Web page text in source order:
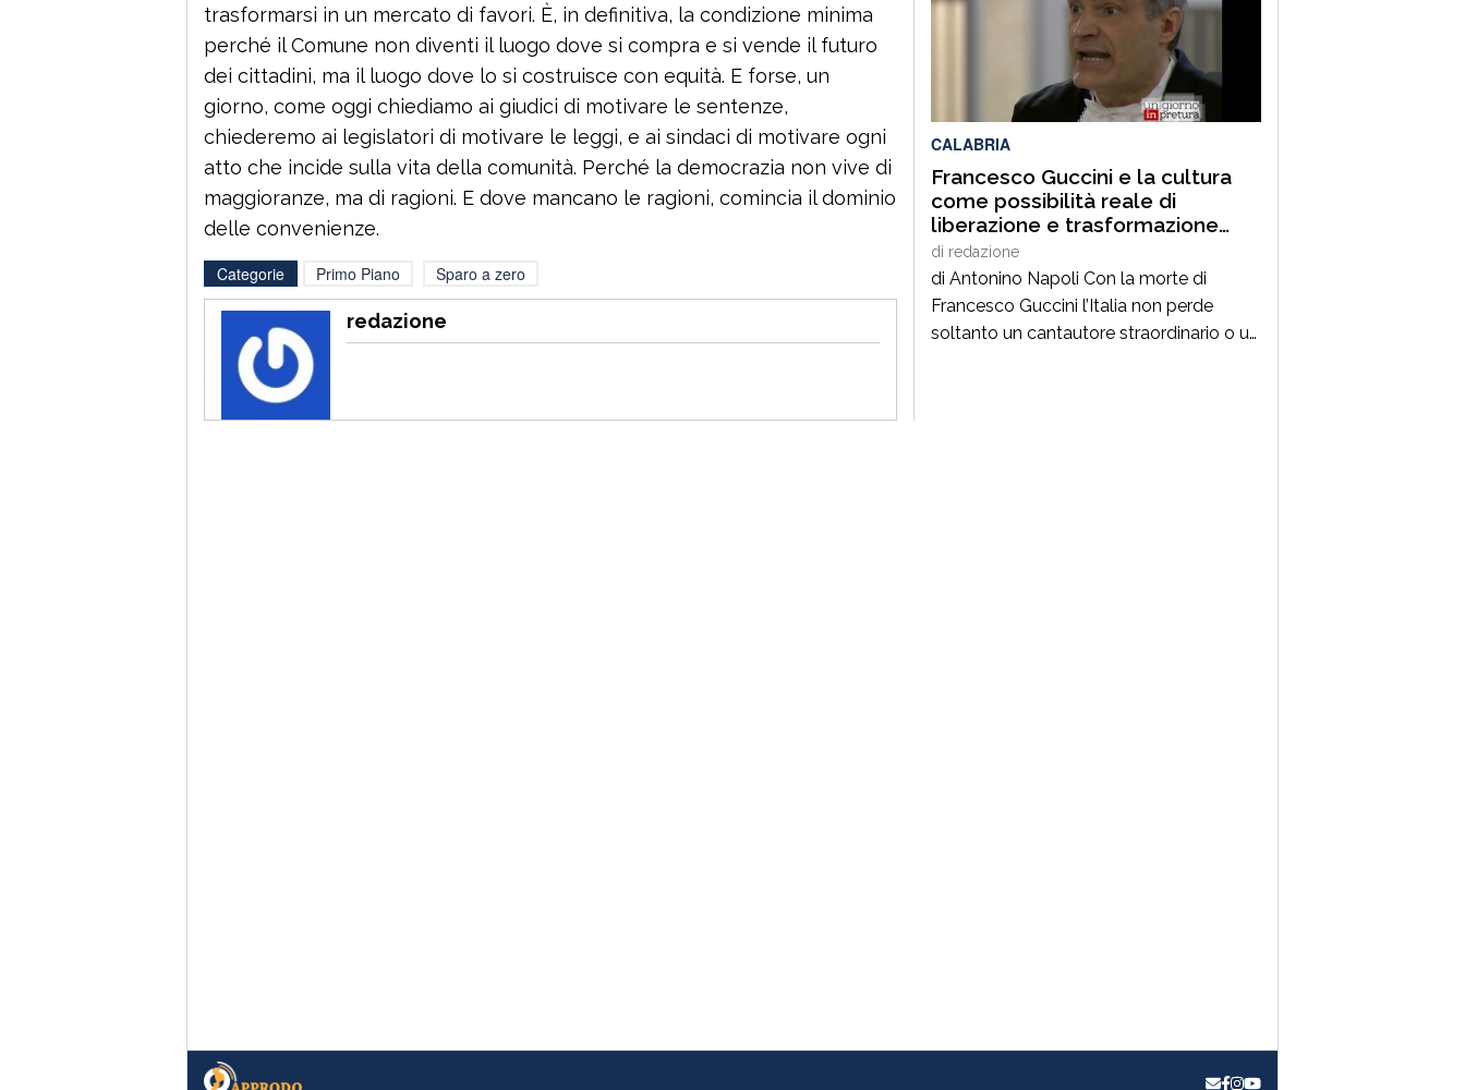
trasformarsi in un mercato di favori. È, in definitiva, la condizione minima
perché il Comune non diventi il luogo dove si compra e si vende il futuro
dei cittadini, ma il luogo dove lo si costruisce con equità. E forse, un
giorno, come oggi chiediamo ai giudici di motivare le sentenze,
chiederemo ai legislatori di motivare le leggi, e ai sindaci di motivare ogni
atto che incide sulla vita della comunità. Perché la democrazia non vive di
maggioranze, ma di ragioni. E dove mancano le ragioni, comincia il dominio
delle convenienze.
Categorie Primo Piano Sparo a zero
redazione
alcuni tra i più autorevoli protagonisti del
panorama culturale e istituzionale
italiano. Nella splendida cornice di Piazza
CALABRIA
Francesco Guccini e la cultura
come possibilità reale di
liberazione e trasformazione
sociale
di redazione
di Antonino Napoli Con la morte di
Francesco Guccini l’Italia non perde
soltanto un cantautore straordinario o un